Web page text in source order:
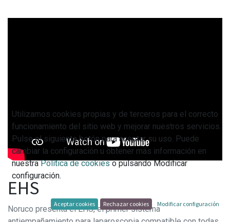
EHS
Noruco presenta el EHS, el primer sistema
Utilizamos cookies propias y de terceros para el correcto
funcionamiento del sitio web y mejorar nuestros servicios.
Pulse el siguiente botón para aceptar su uso. Puede
cambiar la configuración u obtener más información en
nuestraPolítica de cookieso pulsando Modificar
configuración.
Aceptar cookies Rechazar cookies Modificar configuración